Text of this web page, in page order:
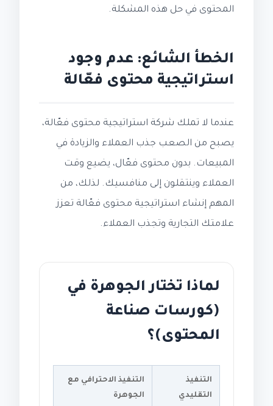
المحتوى في حل هذه المشكلة.
الخطأ الشائع: عدم وجود
استراتيجية محتوى فعّالة
عندما لا تملك شركة استراتيجية محتوى فعّالة،
يصبح من الصعب جذب العملاء والزيادة في
المبيعات. بدون محتوى فعّال، يضيع وقت
العملاء وينتقلون إلى منافسيك. لذلك، من
المهم إنشاء استراتيجية محتوى فعّالة تعزز
علامتك التجارية وتجذب العملاء.
لماذا تختار الجوهرة في
(كورسات صناعة
المحتوى)؟
التنفيذ
التقليدي
التنفيذ الاحترافي مع
الجوهرة